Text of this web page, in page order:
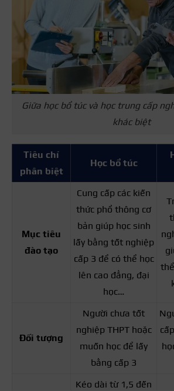
Giữa học bổ túc và học trung cấp
khác biệt
Tiêu chí
phân biệt
Học bổ túc
Mục tiêu
đào tạo
Cung cấp các kiến
thức phổ thông cơ
bản giúp học sinh
lấy bằng tốt nghiệp
cấp 3 để có thể học
lên cao đẳng, đại
học…
Đối tượng
Người chưa tốt
nghiệp THPT hoặc
muốn học để lấy
bằng cấp 3
Kéo dài từ 1,5 đến